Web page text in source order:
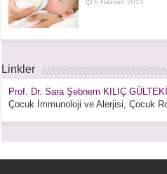
6 Haziran 2015
Linkler
Prof. Dr. Sara Şebnem KILIÇ
Çocuk İmmunoloji ve Alerjisi, Çocuk